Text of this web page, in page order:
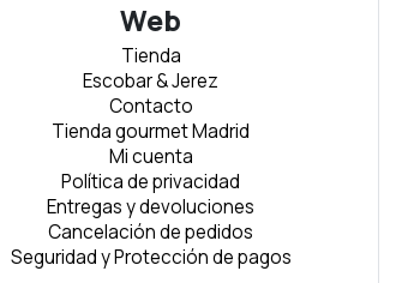
Web
Tienda
Escobar & Jerez
Contacto
Tienda gourmet Madrid
Mi cuenta
Política de privacidad
Entregas y devoluciones
Cancelación de pedidos
Seguridad y Protección de pagos